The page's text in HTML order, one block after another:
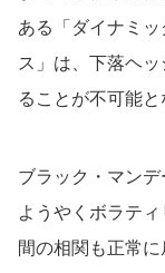
ある「ダイナミ
ス」は、下落ヘ
ることが不可能と
ブラック・マン
ようやくボラテ
間の相関も正常